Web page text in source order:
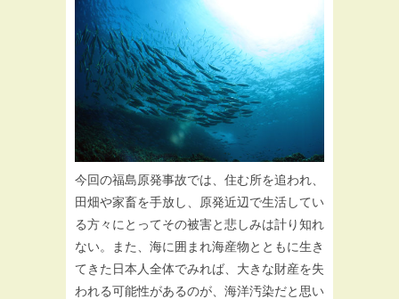
今回の福島原発事故では、住む所を追われ、
田畑や家畜を手放し、原発近辺で生活してい
る方々にとってその被害と悲しみは計り知れ
ない。また、海に囲まれ海産物とともに生き
てきた日本人全体でみれば、大きな財産を失
われる可能性があるのが、海洋汚染だと思い